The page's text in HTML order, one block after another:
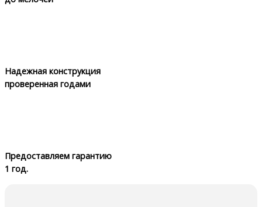
Надежная конструкция
проверенная годами
Предоставляем гарантию
1 год.